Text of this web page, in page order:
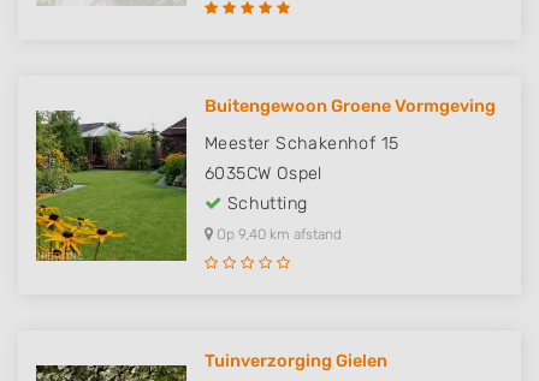
Buitengewoon Groene Vormgeving
Meester Schakenhof 15
6035CW Ospel
Schutting
Op 9,40 km afstand
Tuinverzorging Gielen